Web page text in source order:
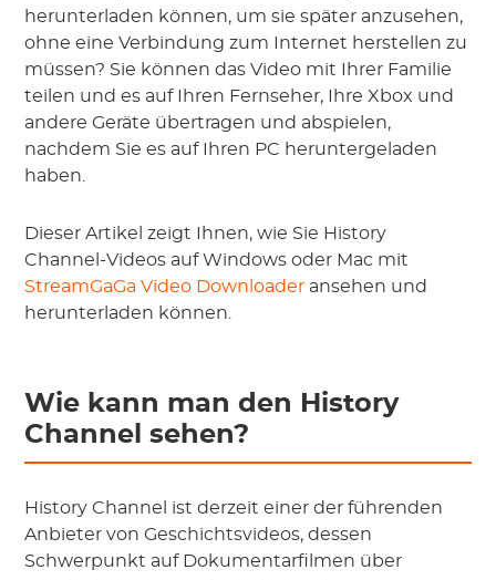
herunterladen können, um sie später anzusehen,
ohne eine Verbindung zum Internet herstellen zu
müssen? Sie können das Video mit Ihrer Familie
teilen und es auf Ihren Fernseher, Ihre Xbox und
andere Geräte übertragen und abspielen,
nachdem Sie es auf Ihren PC heruntergeladen
haben.
Dieser Artikel zeigt Ihnen, wie Sie History
Channel-Videos auf Windows oder Mac mit
StreamGaGa Video Downloader ansehen und
herunterladen können.
Wie kann man den History
Channel sehen?
History Channel ist derzeit einer der führenden
Anbieter von Geschichtsvideos, dessen
Schwerpunkt auf Dokumentarfilmen über